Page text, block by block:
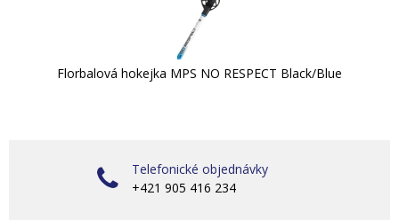
Florbalová hokejka MPS NO RESPECT Black/Blue
Telefonické objednávky
+421 905 416 234